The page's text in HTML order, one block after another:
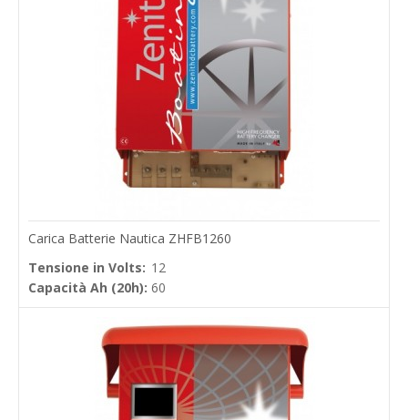
Carica Batterie Nautica ZHFB1260
Tensione in Volts: 12
Capacità Ah (20h): 60